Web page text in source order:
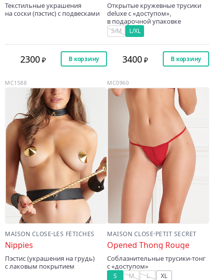
Текстильные украшения
на соски (пэстис) с подвесками
2300 В корзину
Открытые кружевные трусики
deluxe с «доступом»,
в подарочной упаковке
S/M L/XL
3400 В корзину
MAISON CLOSE·LES FÉTICHES
Nippies
Пэстис (украшения на грудь)
с лаковым покрытием
MC1588
MAISON CLOSE·PETIT SECRET
Opened Thong Rouge
Соблазнительные трусики-тонг
с «доступом»
S M L XL
MC0960